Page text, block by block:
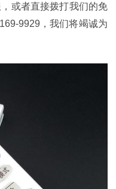
或者直接拨打我们的免
9929，我们将竭诚为